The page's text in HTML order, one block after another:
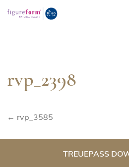
zum
rvp_2398
Beitragsnavigation
← rvp_3585
TREUEPASS